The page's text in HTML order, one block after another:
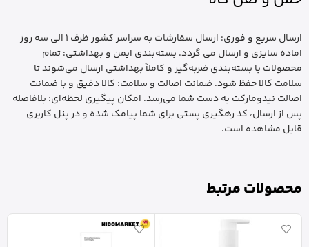
ارسال سریع و فوری: ارسال سفارشات به سراسر کشور ظرف 1 الی سه روز
اماده سایزی و ارسال می گردد. بسته‌بندی ایمن و بهداشتی: تمام
محصولات با بسته‌بندی ضربه‌گیر و کاملاً بهداشتی ارسال می‌شوند تا
سلامت کالا حفظ شود. ضمانت اصالت و سلامت: کالا دقیق و با ضمانت
اصالت نیدومارکت به دست شما می‌رسد. امکان پیگیری لحظه‌ای: بلافاصله
پس از ارسال، کد رهگیری پستی برای شما پیامک شده و در پنل کاربری
قابل مشاهده است.
محصولات مرتبط